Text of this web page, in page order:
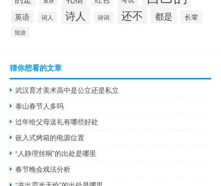
英语 词人 诗人 诗词 还不 都是 长辈
陆游
猜你想看的文章
武汉育才美术高中是公立还是私立
泰山春节人多吗
过年给父母送礼有哪些好处
嵌入式烤箱的电源位置
“人静理丝桐”的出处是哪里
春节晚会戏法分析